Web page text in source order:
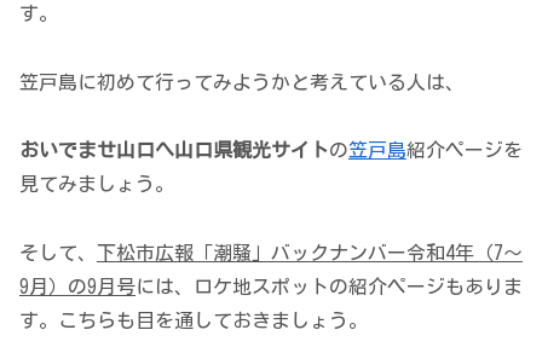
す。
笠戸島に初めて行ってみようかと考えている人は、
おいでませ山口へ山口県観光サイトの笠戸島紹介ページを
見てみましょう。
そして、 下松市広報「潮騒」バックナンバー令和4年（7～
9月）の9月号には、ロケ地スポットの紹介ページもありま
す。こちらも目を通しておきましょう。